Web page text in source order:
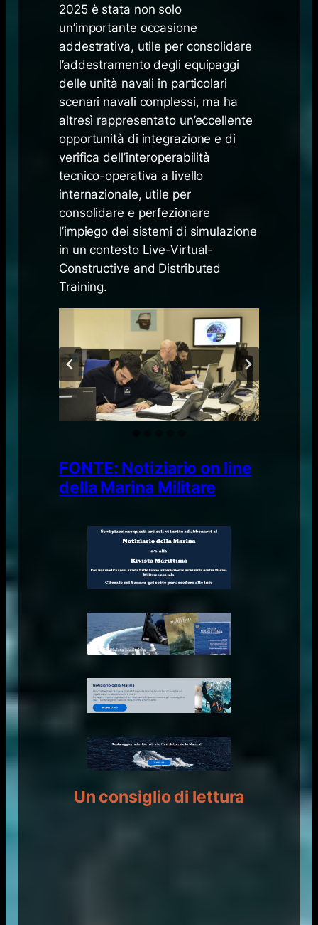
2025 è stata non solo
un’importante occasione
addestrativa, utile per consolidare
l’addestramento degli equipaggi
delle unità navali in particolari
scenari navali complessi, ma ha
altresì rappresentato un’eccellente
opportunità di integrazione e di
verifica dell’interoperabilità
tecnico-operativa a livello
internazionale, utile per
consolidare e perfezionare
l’impiego dei sistemi di simulazione
in un contesto Live-Virtual-
Constructive and Distributed
Training.
FONTE: Notiziario on line
della Marina Militare
Un consiglio di lettura